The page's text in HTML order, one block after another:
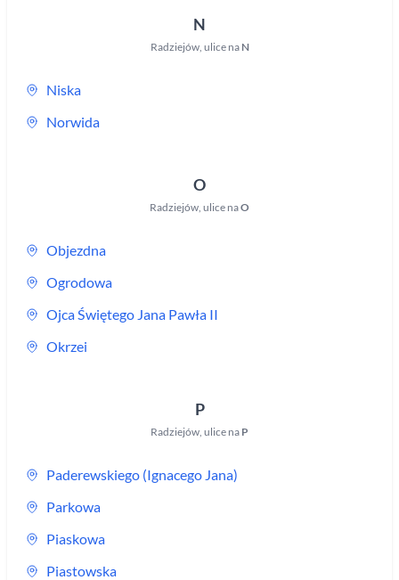
N
Radziejów, ulice na N
Niska
Norwida
O
Radziejów, ulice naO
Objezdna
Ogrodowa
Ojca Świętego Jana Pawła II
Okrzei
P
Radziejów, ulice na P
Paderewskiego (Ignacego Jana)
Parkowa
Piaskowa
Piastowska